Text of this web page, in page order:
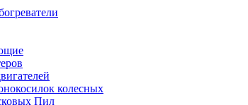
колесных
Пил